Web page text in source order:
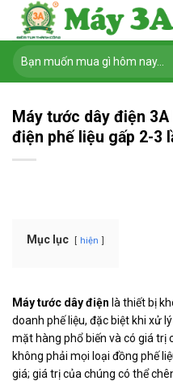
Chuyển
nội
dung
Tìm
kiếm:
Máy tước dây điện
điện phế liệu gấp 2-3
Mục lục hiện
Máy tước dây điện là thiết bị
doanh phế liệu, đặc biệt khi xử
mặt hàng phổ biến và có giá trị
không phải mọi loại đồng phế
giá; giá trị của chúng có thể